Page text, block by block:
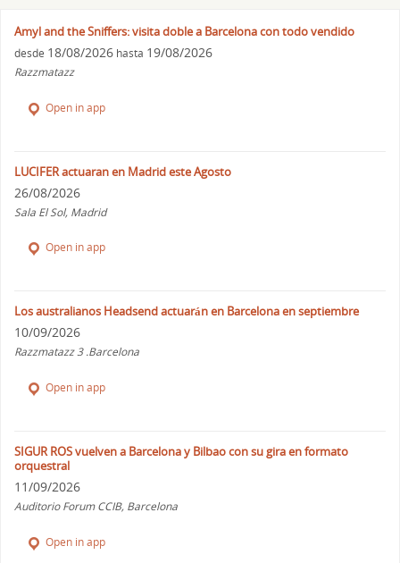
Amyl and the Sniffers: visita doble a Barcelona con todo vendido
desde 18/08/2026 hasta 19/08/2026
Razzmatazz
Open in app
LUCIFER actuaran en Madrid este Agosto
26/08/2026
Sala El Sol, Madrid
Open in app
Los australianos Headsend actuarán en Barcelona en septiembre
10/09/2026
Razzmatazz 3 .Barcelona
Open in app
SIGUR ROS vuelven a Barcelona y Bilbao con su gira en formato
orquestral
11/09/2026
Auditorio Forum CCIB, Barcelona
Open in app